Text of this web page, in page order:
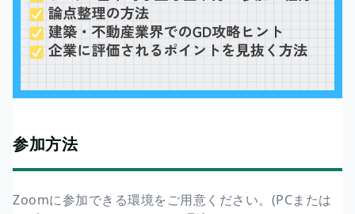
参加方法
Zoomに参加できる環境をご用意ください。(PCまたは